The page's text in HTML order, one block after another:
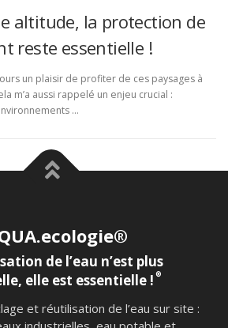
altitude, la protection de
reste essentielle !
un plaisir de profiter de ces paysages à
m’a aussi rappelé un enjeu crucial :
…
de l’eau n’est plus
elle est essentielle ! ®
et réutilisation de l’eau sur site :